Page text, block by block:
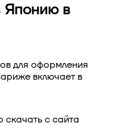
Японию в
для оформления
включает в
с сайта